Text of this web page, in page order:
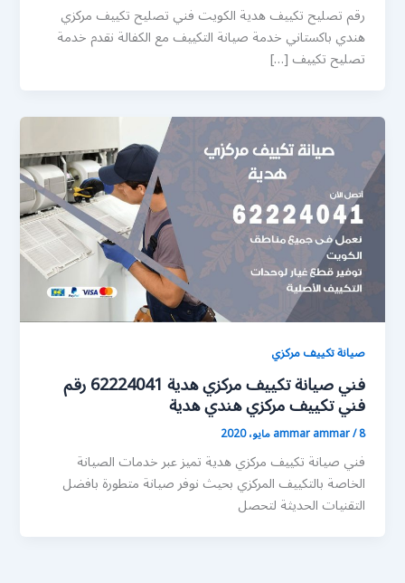
رقم تصليح تكييف هدية الكويت فني تصليح تكييف مركزي
هندي باكستاني خدمة صيانة التكييف مع الكفالة نقدم خدمة
تصليح تكييف […]
صيانة تكييف مركزي
فني صيانة تكييف مركزي هدية 62224041 رقم
فني تكييف مركزي هندي هدية
ammar ammar/8 مايو، 2020
فني صيانة تكييف مركزي هدية تميز عبر خدمات الصيانة
الخاصة بالتكييف المركزي بحيث نوفر صيانة متطورة بافضل
التقنيات الحديثة لتحصل